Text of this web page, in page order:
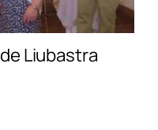
Liubastra